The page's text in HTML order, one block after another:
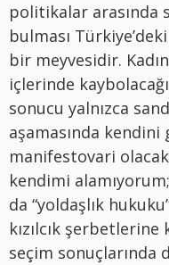
politikalar arasında
bulması
bir meyvesidir.
içlerinde
sonucu yalnızca
aşamasında
manifestovari
kendimi
da “yoldaşlık
kızılcık şerbetlerine
seçim sonuçlarında